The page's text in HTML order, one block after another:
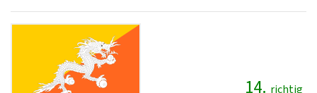
14. richtig